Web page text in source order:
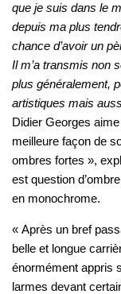
que je suis dans le
depuis ma plus
chance d’avoir un
Il m’a transmis non
plus généralement,
artistiques mais
Didier Georges
meilleure façon de
ombres fortes »,
est question
en monochrome.
« Après un bref
belle et longue
énormément appris
larmes devant